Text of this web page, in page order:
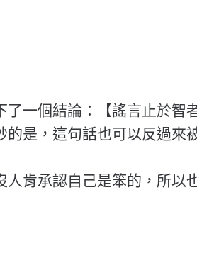
了一個結論：【謠言止於智
是，這句話也可以反過來
人肯承認自己是笨的，所以